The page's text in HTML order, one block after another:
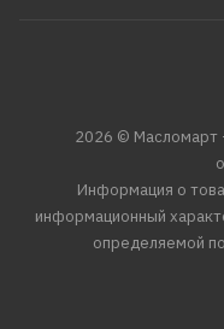
2026 © Масломарт
Информация о
информационный
определяемой